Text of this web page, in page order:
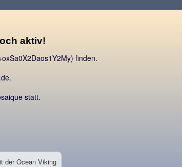
aktiv!
finden.
statt.
der Ocean Viking